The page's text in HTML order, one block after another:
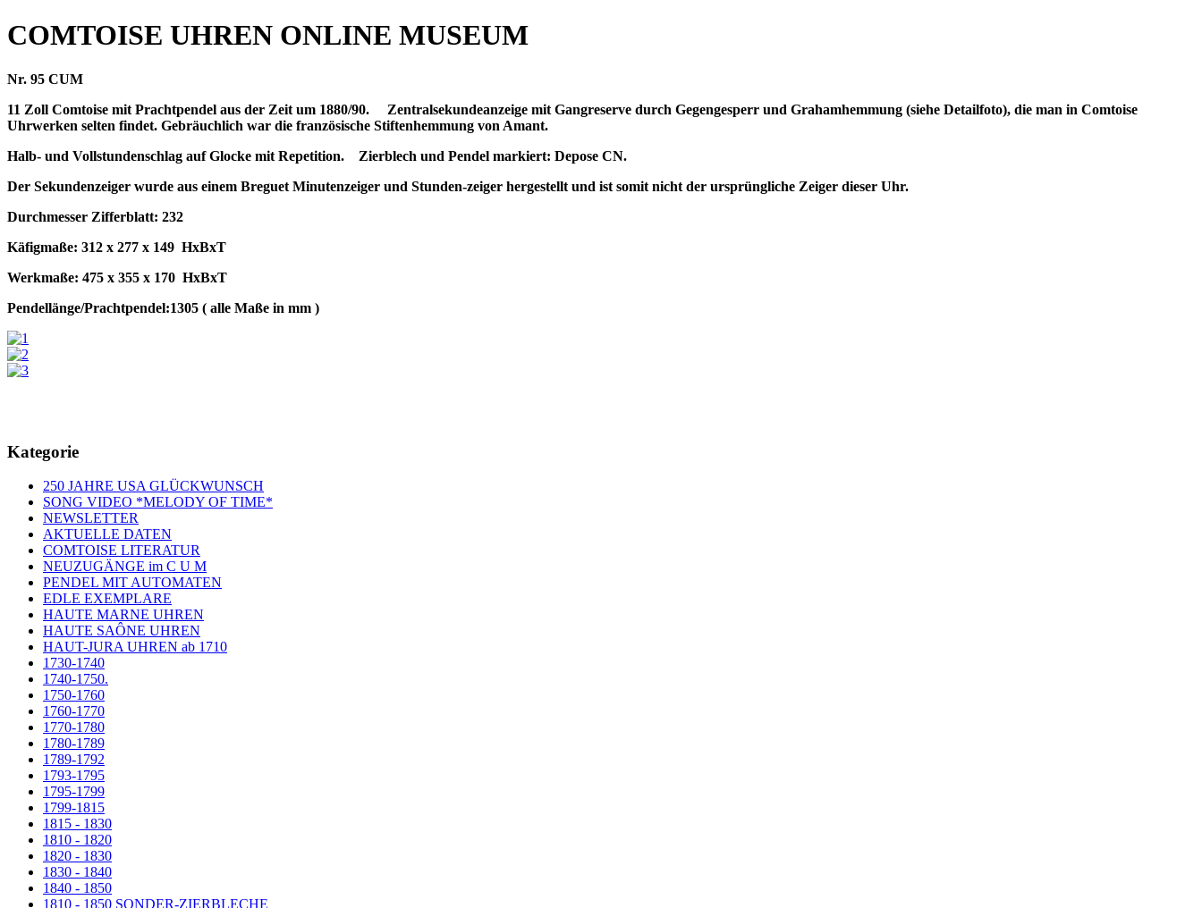
COMTOISE UHREN ONLINE MUSEUM
Nr. 95 CUM
11 Zoll Comtoise mit Prachtpendel aus der Zeit um 1880/90.
Zentralsekundeanzeige mit Gangreserve durch Gegengesperr und Grahamhemmung (siehe Detailfoto), die man in Comtoise
Uhrwerken selten findet. Gebräuchlich war die französische Stiftenhemmung von Amant.
Halb- und Vollstundenschlag auf Glocke mit Repetition.
Zierblech und Pendel markiert: Depose CN.
Der Sekundenzeiger wurde aus einem Breguet Minutenzeiger und Stunden-zeiger hergestellt und ist somit nicht der ursprüngliche Zeiger dieser Uhr.
Durchmesser Zifferblatt: 232
Käfigmaße: 312 x 277 x 149 HxBxT
Werkmaße: 475 x 355 x 170 HxBxT
Pendellänge/Prachtpendel:1305 ( alle Maße in mm )
Kategorie
250 JAHRE USA GLÜCKWUNSCH
SONG VIDEO *MELODY OF TIME*
NEWSLETTER
AKTUELLE DATEN
COMTOISE LITERATUR
NEUZUGÄNGE im C U M
PENDEL MIT AUTOMATEN
EDLE EXEMPLARE
HAUTE MARNE UHREN
HAUTE SAÔNE UHREN
HAUT-JURA UHREN ab 1710
1730-1740
1740-1750.
1750-1760
1760-1770
1770-1780
1780-1789
1789-1792
1793-1795
1795-1799
1799-1815
1815 - 1830
1810 - 1820
1820 - 1830
1830 - 1840
1840 - 1850
1810 - 1850 SONDER-ZIERBLECHE